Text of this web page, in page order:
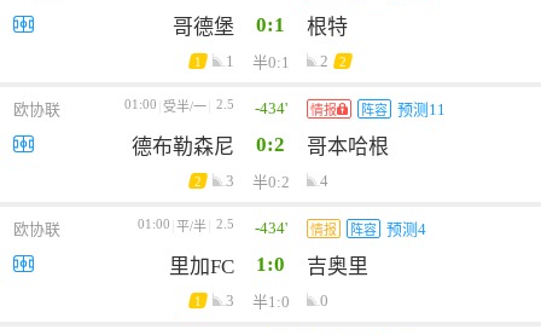
哥德堡 0:1 根特
1 1 半0:1 2 2
欧协联 01:00 受半/一 2.5 -434' 情报 阵容 预测11
德布勒森尼 0:2 哥本哈根
2 3 半0:2 4
欧协联 01:00 平/半 2.5 -434' 情报 阵容 预测4
里加FC 1:0 吉奥里
1 3 半1:0 0